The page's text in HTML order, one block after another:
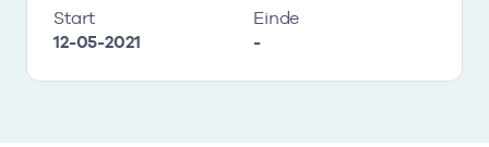
Start
12-05-2021
Einde
-